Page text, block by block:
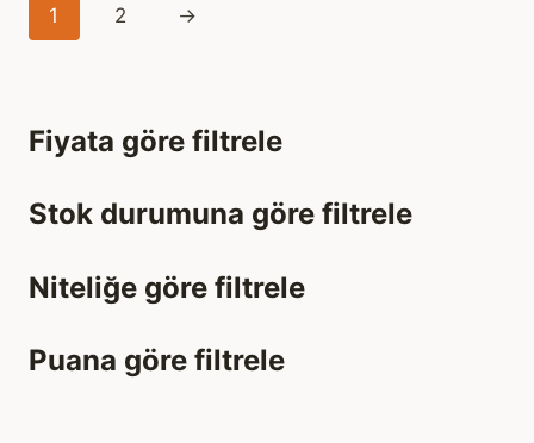
1 2 →
Fiyata göre filtrele
Stok durumuna göre filtrele
Niteliğe göre filtrele
Puana göre filtrele